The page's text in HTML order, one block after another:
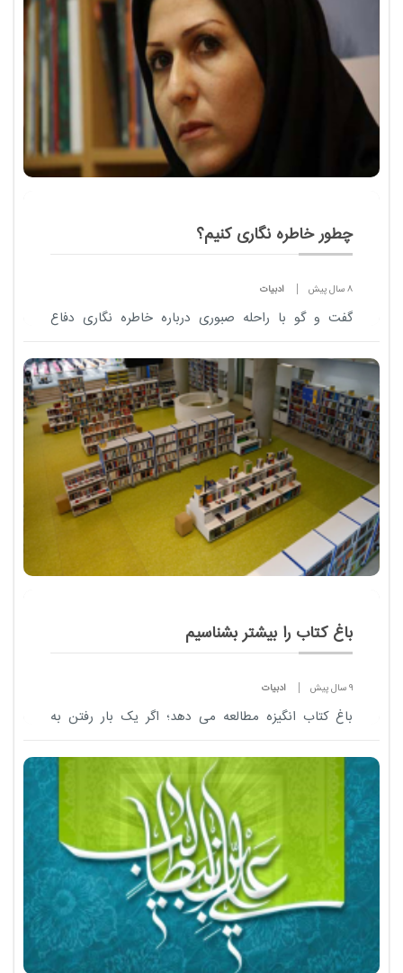
چطور خاطره نگاری کنیم؟
8 سال پیش ادبیات
گفت و گو با راحله صبوری درباره خاطره نگاری دفاع
باغ کتاب را بیشتر بشناسیم
9 سال پیش ادبیات
باغ کتاب انگیزه مطالعه می دهد؛ اگر یک بار رفتن به
سراغتان می آید.